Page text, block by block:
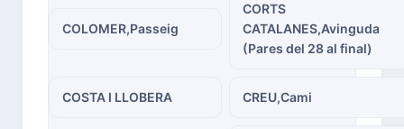
COLOMER,Passeig
CORTS
CATALANES,Avinguda
(Pares del 28 al final)
COSTA I LLOBERA CREU,Cami